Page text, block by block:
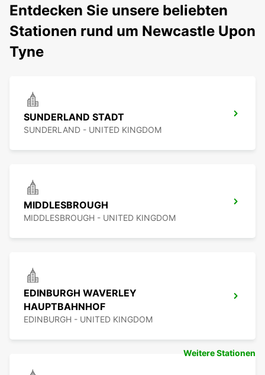
Entdecken Sie unsere beliebten
Stationen rund um Newcastle Upon
Tyne
SUNDERLAND STADT
SUNDERLAND - UNITED KINGDOM
MIDDLESBROUGH
MIDDLESBROUGH - UNITED KINGDOM
EDINBURGH WAVERLEY
HAUPTBAHNHOF
EDINBURGH - UNITED KINGDOM
Weitere Stationen